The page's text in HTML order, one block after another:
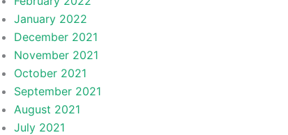
January 2022
December 2021
November 2021
October 2021
September 2021
August 2021
July 2021